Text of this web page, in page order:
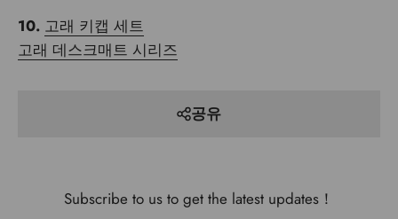
10. 고래 키캡 세트
고래 데스크매트 시리즈
공유
Subscribe to us to get the latest updates！